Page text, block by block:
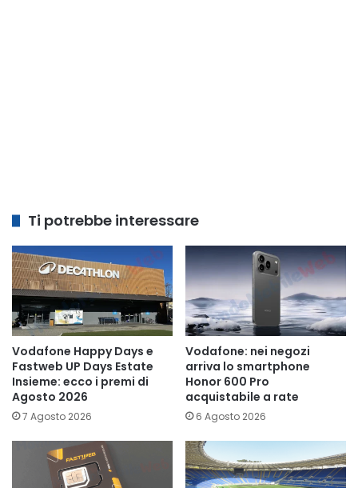
Ti potrebbe interessare
Vodafone Happy Days e
Fastweb UP Days Estate
Insieme: ecco i premi di
Agosto 2026
7 Agosto 2026
Vodafone: nei negozi
arriva lo smartphone
Honor 600 Pro
acquistabile a rate
6 Agosto 2026